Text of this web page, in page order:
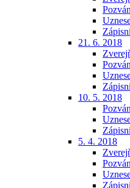
21. 6. 2018
10. 5. 2018
5. 4. 2018